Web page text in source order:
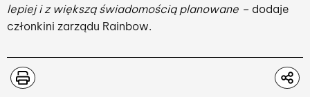
lepiej i z większą świadomością planowane – dodaje
członkini zarządu Rainbow.